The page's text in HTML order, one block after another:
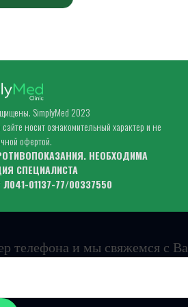
SimplyMed 2023
носит ознакомительный характер и не
офертой.
НЕОБХОДИМА
СПЕЦИАЛИСТА
01137-77/00337550
телефона и мы свяжемся с